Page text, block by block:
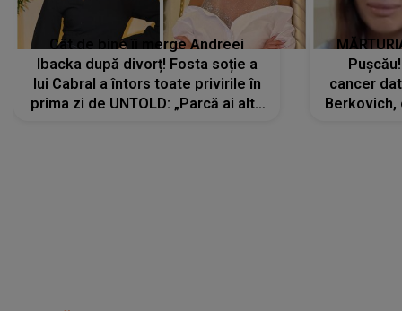
Cât de bine îi merge Andreei
Ibacka după divorț! Fosta soție a
lui Cabral a întors toate privirile în
prima zi de UNTOLD: „Parcă ai altă
cancer
Berkovich,